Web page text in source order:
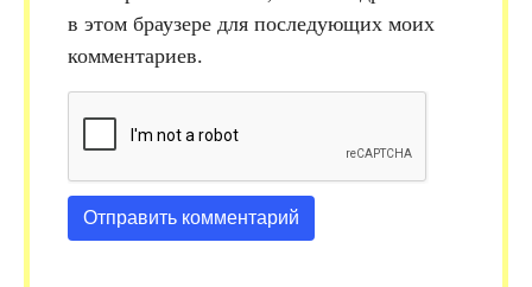
в этом браузере для последующих моих
комментариев.